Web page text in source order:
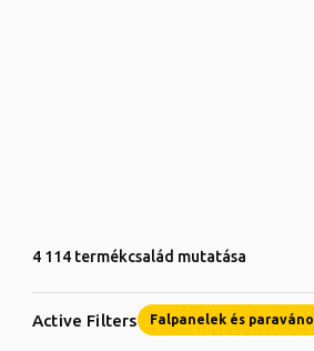
4 114 termékcsalád mutatása
Active Filters